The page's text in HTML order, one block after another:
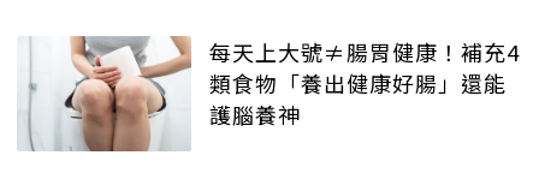
每天上大號≠腸胃健康！補充4
類食物「養出健康好腸」還能
護腦養神